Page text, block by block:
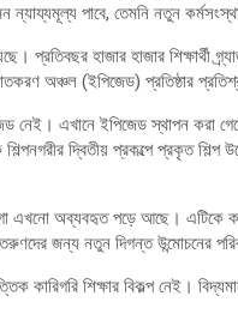
পাবে, তেমনি নতুন
প্রতিবছর হাজার হাজার শিক্ষার্থী
অঞ্চল (ইপিজেড) প্রতিষ্ঠার
এখানে ইপিজেড স্থাপন করা গেলে
দ্বিতীয় প্রকল্পে প্রকৃত
এখনো অব্যবহৃত পড়ে আছে। এটিকে
জন্য নতুন দিগন্ত উন্মোচনের
কারিগরি শিক্ষার বিকল্প নেই।